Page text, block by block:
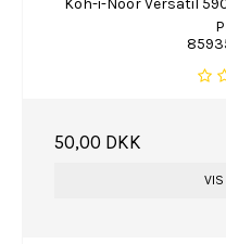
50,00 DKK
VIS